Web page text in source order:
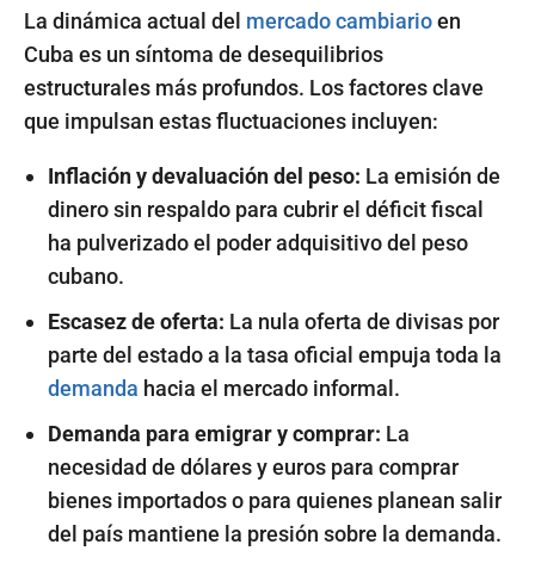
La dinámica actual del mercado cambiarioen
Cuba es un síntoma de desequilibrios
estructurales más profundos. Los factores clave
que impulsan estas fluctuaciones incluyen:
Inflación y devaluación del peso: La emisión de
dinero sin respaldo para cubrir el déficit fiscal
ha pulverizado el poder adquisitivo del peso
cubano.
Escasez de oferta: La nula oferta de divisas por
parte del estado a la tasa oficial empuja toda la
demanda hacia el mercado informal.
Demanda para emigrar y comprar: La
necesidad de dólares y euros para comprar
bienes importados o para quienes planean salir
del país mantiene la presión sobre la demanda.